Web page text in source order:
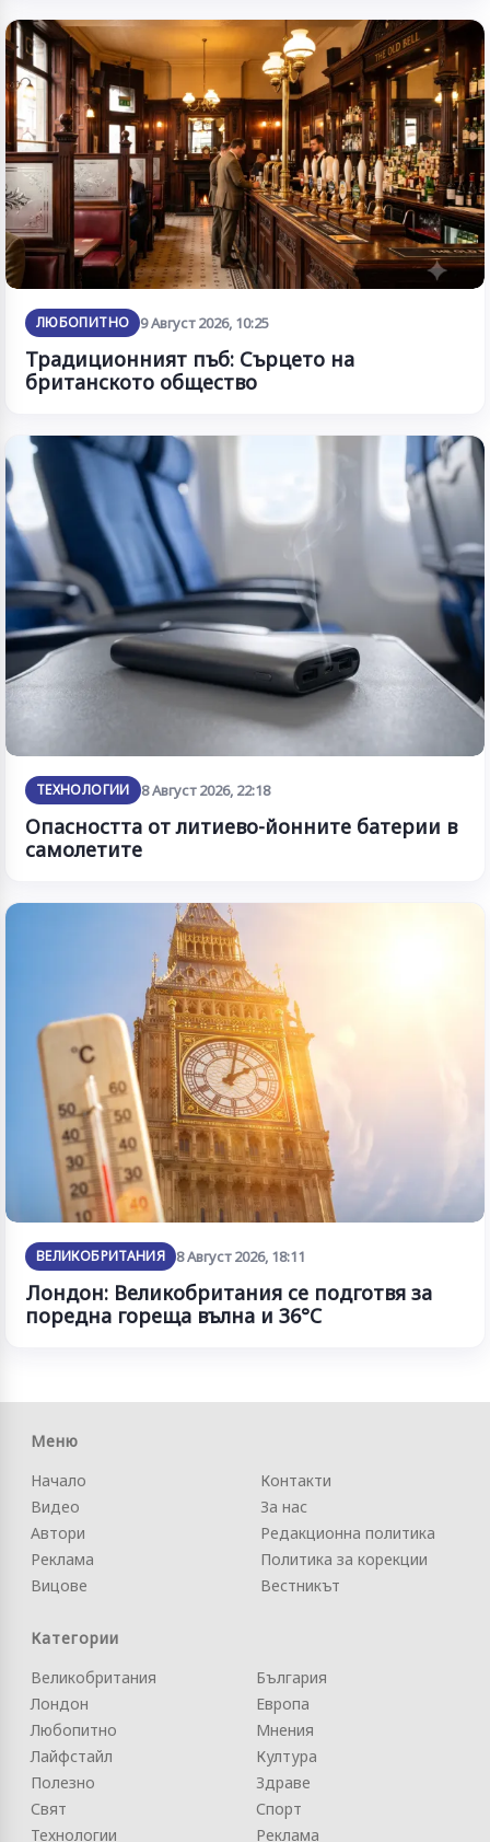
ЛЮБОПИТНО 9 Август 2026, 10:25
Традиционният пъб: Сърцето на
британското общество
ТЕХНОЛОГИИ 8 Август 2026, 22:18
Опасността от литиево-йонните батерии в
самолетите
ВЕЛИКОБРИТАНИЯ 8 Август 2026, 18:11
Лондон: Великобритания се подготвя за
поредна гореща вълна и 36°C
Меню
Начало
Видео
Автори
Реклама
Вицове
Контакти
За нас
Редакционна политика
Политика за корекции
Вестникът
Категории
Великобритания
Лондон
Любопитно
Лайфстайл
Полезно
Свят
Технологии
България
Европа
Мнения
Култура
Здраве
Спорт
Реклама